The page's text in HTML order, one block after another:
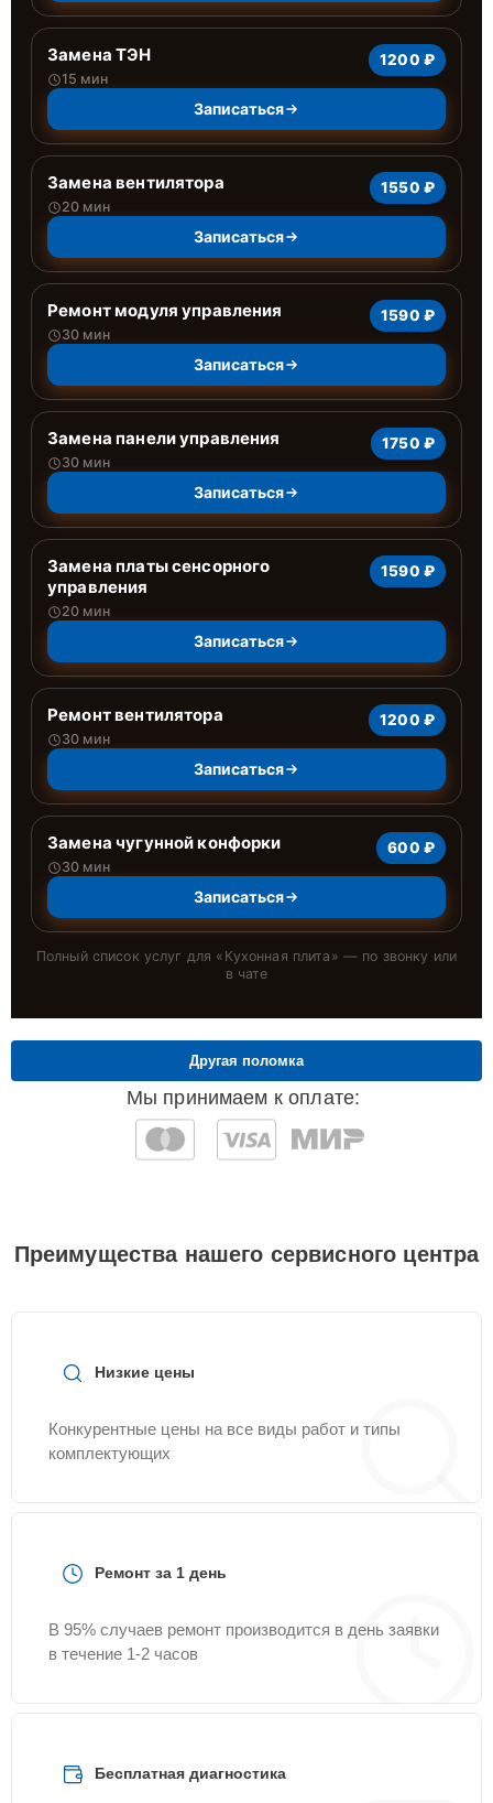
Замена ТЭН
15 мин
1200 ₽
Записаться
Замена вентилятора
20 мин
1550 ₽
Записаться
Ремонт модуля управления
30 мин
1590 ₽
Записаться
Замена панели управления
30 мин
1750 ₽
Записаться
Замена платы сенсорного
управления
20 мин
1590 ₽
Записаться
Ремонт вентилятора
30 мин
1200 ₽
Записаться
Замена чугунной конфорки
30 мин
600 ₽
Записаться
Полный список услуг для « Кухонная плита » — по звонку или
в чате
Мы принимаем к оплате:
Другая поломка
Преимущества нашего сервисного центра
Низкие цены
Конкурентные цены на все виды работ и типы
комплектующих
Ремонт за 1 день
В 95% случаев ремонт производится в день заявки
в течение 1-2 часов
Бесплатная диагностика